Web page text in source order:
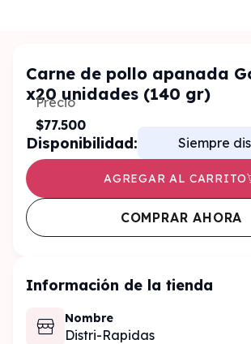
Carne de pollo apanada Golosa
x20 unidades (140 gr)
Precio
$77.500
Disponibilidad: Siempre
AGREGAR AL CARRITO
COMPRAR AHORA
Información de la tienda
Nombre
Distri-Rapidas